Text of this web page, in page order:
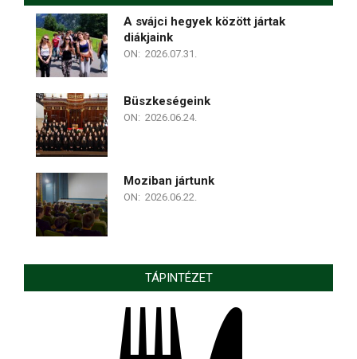
A svájci hegyek között jártak
diákjaink
ON: 2026.07.31.
Büszkeségeink
ON: 2026.06.24.
Moziban jártunk
ON: 2026.06.22.
TÁPINTÉZET